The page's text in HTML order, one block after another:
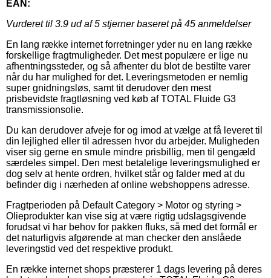
EAN:
Vurderet til 3.9 ud af 5 stjerner baseret på 45 anmeldelser
En lang række internet forretninger yder nu en lang række
forskellige fragtmuligheder. Det mest populære er lige nu
afhentningssteder, og så afhenter du blot de bestilte varer
når du har mulighed for det. Leveringsmetoden er nemlig
super gnidningsløs, samt tit derudover den mest
prisbevidste fragtløsning ved køb af TOTAL Fluide G3
transmissionsolie.
Du kan derudover afveje for og imod at vælge at få leveret til
din lejlighed eller til adressen hvor du arbejder. Muligheden
viser sig gerne en smule mindre prisbillig, men til gengæld
særdeles simpel. Den mest betalelige leveringsmulighed er
dog selv at hente ordren, hvilket står og falder med at du
befinder dig i nærheden af online webshoppens adresse.
Fragtperioden på Default Category > Motor og styring >
Olieprodukter kan vise sig at være rigtig udslagsgivende
forudsat vi har behov for pakken fluks, så med det formål er
det naturligvis afgørende at man checker den anslåede
leveringstid ved det respektive produkt.
En række internet shops præsterer 1 dags levering på deres